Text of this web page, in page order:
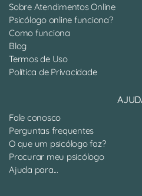
Sobre Atendimentos Online
Psicólogo online funciona?
Como funciona
Blog
Termos de Uso
Política de Privacidade
Fale conosco
Perguntas frequentes
O que um psicólogo faz?
Procurar meu psicólogo
Ajuda para...